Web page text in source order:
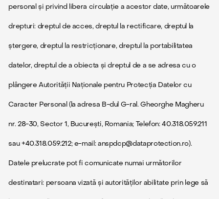
personal și privind libera circulație a acestor date, următoarele
drepturi: dreptul de acces, dreptul la rectificare, dreptul la
ștergere, dreptul la restricționare, dreptul la portabilitatea
datelor, dreptul de a obiecta și dreptul de a se adresa cu o
plângere Autorității Naționale pentru Protecția Datelor cu
Caracter Personal (la adresa B-dul G-ral. Gheorghe Magheru
nr. 28-30, Sector 1, București, Romania; Telefon: 40.318.059.211
sau +40.318.059.212; e-mail: anspdcp@dataprotection.ro).
Datele prelucrate pot fi comunicate numai următorilor
destinatari: persoana vizată și autorităților abilitate prin lege să